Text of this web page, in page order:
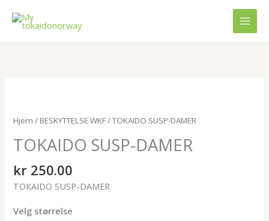
rett
Hjem / BESKYTTELSE WKF/ TOKAIDO SUSP-DAMER
TOKAIDO SUSP-DAMER
kr 250.00
TOKAIDO SUSP-DAMER
Velg størrelse
DAMER